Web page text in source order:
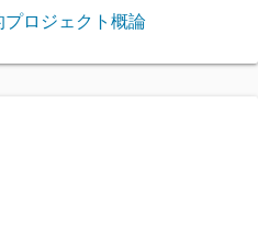
ロジェクト概論